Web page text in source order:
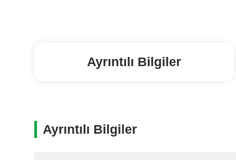
Ayrıntılı Bilgiler
Ayrıntılı Bilgiler